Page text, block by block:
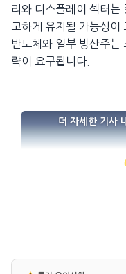
리와 디스플레이 섹터는
고하게 유지될 가능성이
반도체와 일부 방산주는
략이 요구됩니다.
더 자세한 기사